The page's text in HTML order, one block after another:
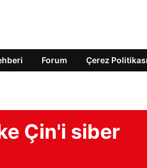
Forum Çerez Politikası
Çin'i siber